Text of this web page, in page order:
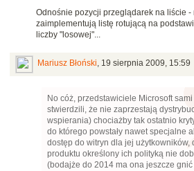
Odnośnie pozycji przeglądarek na liście
zaimplementują listę rotującą na
liczby "losowej"...
Mariusz Błoński, 19 sierpnia 2009, 15:59
No cóż, przedstawiciele Microsoft
stwierdzili, że nie zaprzestają
wspierania) chociażby tak ostatnio
do którego powstały nawet specjalne
dostęp do witryn dla jej użytkowników,
produktu określony ich polityką nie
(bodajże do 2014 ma ona jeszcze gnić